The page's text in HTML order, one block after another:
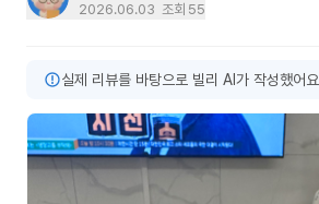
2026.06.03 조회 55
실제 리뷰를 바탕으로 빌리 AI가 작성했어요